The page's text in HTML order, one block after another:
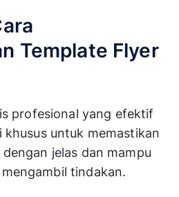
Template Flyer
profesional yang efektif
untuk memastikan
jelas dan mampu
tindakan.